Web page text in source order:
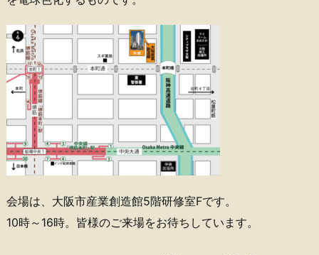
会場は、大阪市産業創造館5階研修室Fです。
10時～16時。皆様のご来場をお待ちしています。